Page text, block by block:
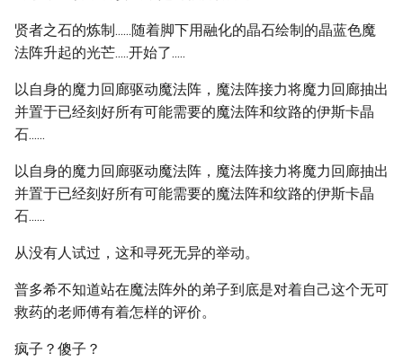
贤者之石的炼制......随着脚下用融化的晶石绘制的晶蓝色魔
法阵升起的光芒.....开始了.....
以自身的魔力回廊驱动魔法阵，魔法阵接力将魔力回廊抽出
并置于已经刻好所有可能需要的魔法阵和纹路的伊斯卡晶
石......
以自身的魔力回廊驱动魔法阵，魔法阵接力将魔力回廊抽出
并置于已经刻好所有可能需要的魔法阵和纹路的伊斯卡晶
石......
从没有人试过，这和寻死无异的举动。
普多希不知道站在魔法阵外的弟子到底是对着自己这个无可
救药的老师傅有着怎样的评价。
疯子？傻子？